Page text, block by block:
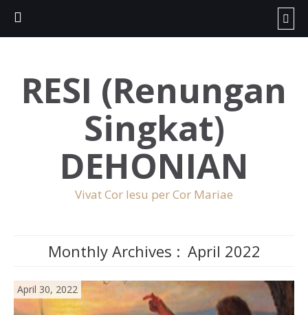
RESI (Renungan
Singkat)
DEHONIAN
Vivat Cor Iesu per Cor Mariae
Monthly Archives : April 2022
April 30, 2022